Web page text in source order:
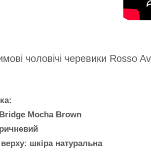
чоловічі черевики Rosso
Mocha Brown
шкіра натуральна